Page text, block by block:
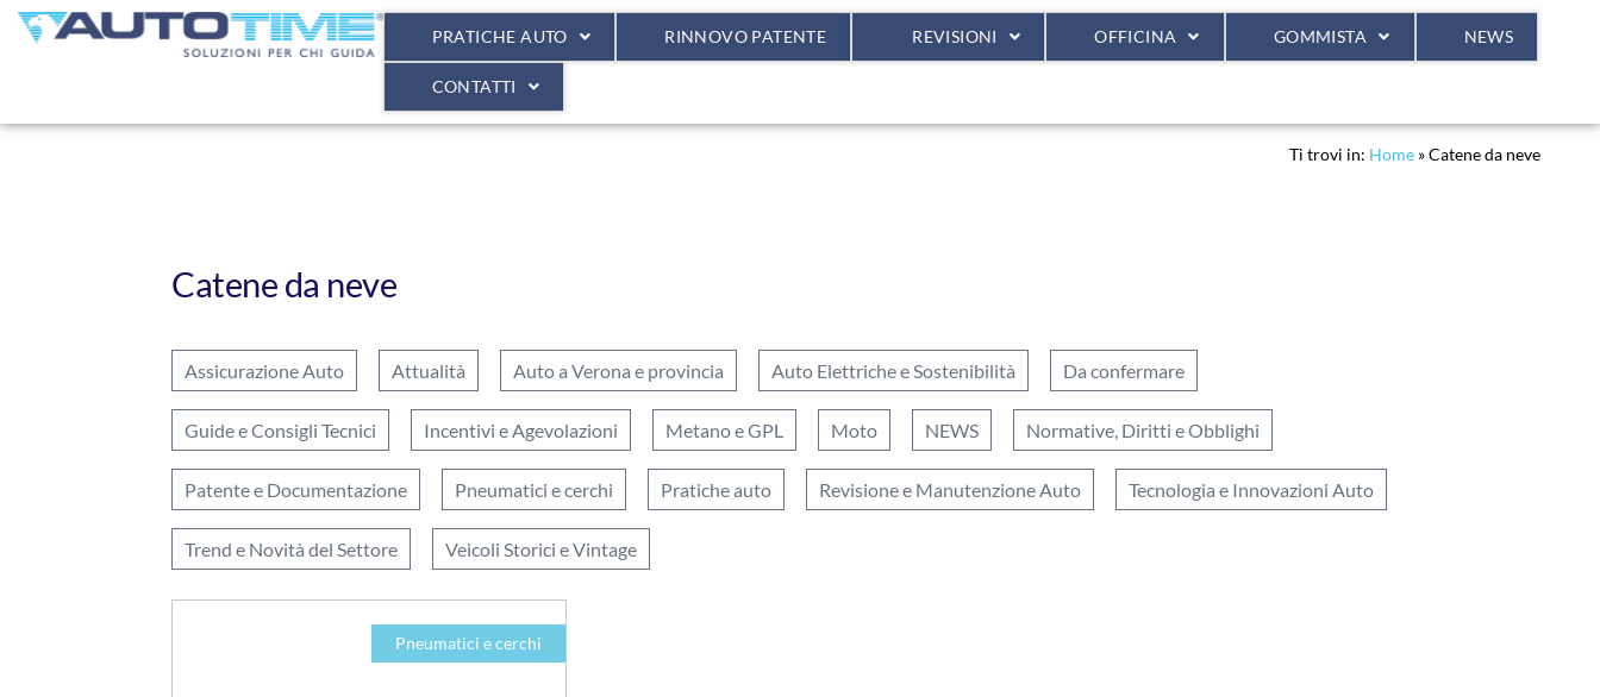
PRATICHE AUTO RINNOVO PATENTE REVISIONI OFFICINA GOMMISTA NEWS
CONTATTI
Ti trovi in: Home »Catene da neve
Catene da neve
Assicurazione Auto Attualità Auto a Verona e provincia Auto Elettriche e Sostenibilità Da confermare
Guide e Consigli Tecnici Incentivi e Agevolazioni Metano e GPL Moto NEWS Normative, Diritti e Obblighi
Patente e Documentazione Pneumatici e cerchi Pratiche auto Revisione e Manutenzione Auto Tecnologia e Innovazioni Auto
Trend e Novità del Settore Veicoli Storici e Vintage
Pneumatici e cerchi